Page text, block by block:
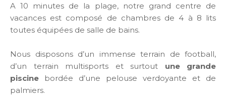
A 10 minutes de la plage, notre grand centre de
vacances est composé de chambres de 4 à 8 lits
toutes équipées de salle de bains.
Nous disposons d’un immense terrain de football,
d’un terrain multisports et surtout une grande
piscine bordée d’une pelouse verdoyante et de
palmiers.